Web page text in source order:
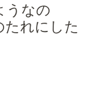
うなの
たれにした